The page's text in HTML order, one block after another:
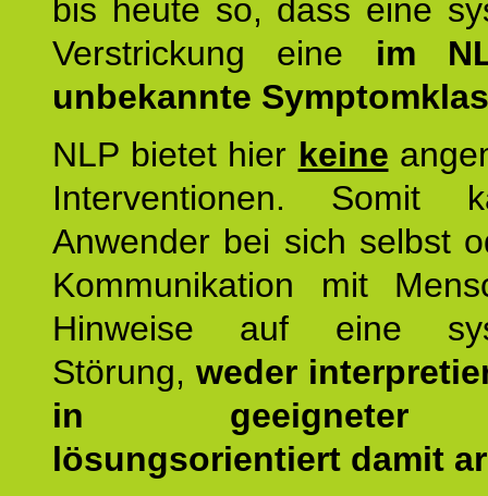
bis heute so, dass eine
Verstrickung eine im
unbekannte
NLP bietet hier keine
Interventionen. Somit
Anwender bei sich selbst
Kommunikation mit
Hinweise auf eine
Störung, weder
in geeigneter
lösungsorientiert damit